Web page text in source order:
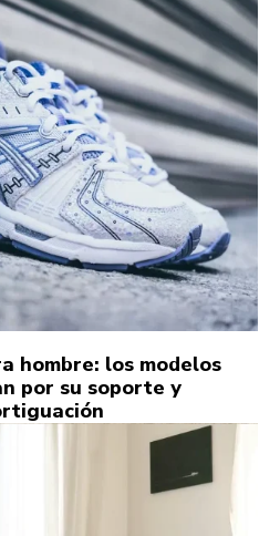
hombre: los modelos
por su soporte y